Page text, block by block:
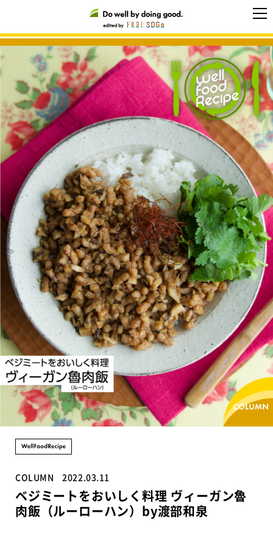
COLUMN 2022.03.11
ベジミートをおいしく料理 ヴィーガン魯
肉飯（ルーローハン）by渡部和泉